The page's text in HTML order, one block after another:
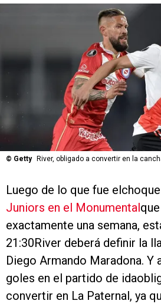
© Getty River, obligado a convertir en la
Luego de lo que fue elchoque
Juniors en el Monumental
exactamente una semana,
21:30River deberá definir la
Diego Armando Maradona. Y
goles en el partido de
convertir en La Paternal, ya